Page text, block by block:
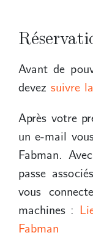
Avant de
devez suivre
Après votre
un e-mail
Fabman.
passe
vous
machines :
Fabman